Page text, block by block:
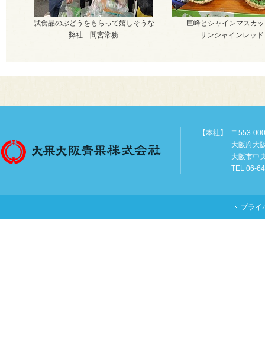
試食品のぶどうをもらって嬉しそうな
弊社 間宮常務
巨峰とシャインマスカ
サンシャインレッド
【本社】
〒553-
大阪府大
大阪市中
TEL 06-
プライ